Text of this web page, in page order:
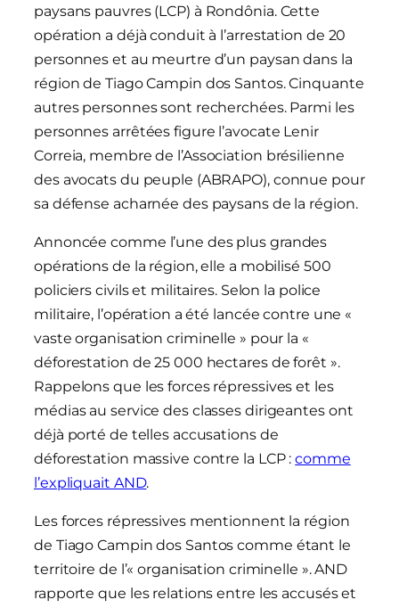
paysans pauvres (LCP) à Rondônia. Cette
opération a déjà conduit à l’arrestation de 20
personnes et au meurtre d’un paysan dans la
région de Tiago Campin dos Santos. Cinquante
autres personnes sont recherchées. Parmi les
personnes arrêtées figure l’avocate Lenir
Correia, membre de l’Association brésilienne
des avocats du peuple (ABRAPO), connue pour
sa défense acharnée des paysans de la région.
Annoncée comme l’une des plus grandes
opérations de la région, elle a mobilisé 500
policiers civils et militaires. Selon la police
militaire, l’opération a été lancée contre une «
vaste organisation criminelle » pour la «
déforestation de 25 000 hectares de forêt ».
Rappelons que les forces répressives et les
médias au service des classes dirigeantes ont
déjà porté de telles accusations de
déforestation massive contre la LCP :comme
l’expliquait AND.
Les forces répressives mentionnent la région
de Tiago Campin dos Santos comme étant le
territoire de l’« organisation criminelle ». AND
rapporte que les relations entre les accusés et